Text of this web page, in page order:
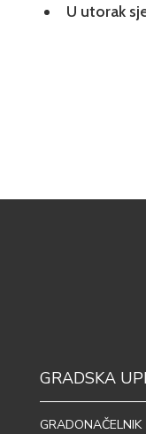
U utorak
GRADSKA
GRADONAČELNIK